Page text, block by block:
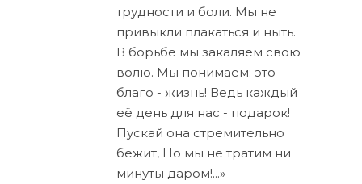
трудности и боли. Мы не
привыкли плакаться и ныть.
В борьбе мы закаляем свою
волю. Мы понимаем: это
благо - жизнь! Ведь каждый
её день для нас - подарок!
Пускай она стремительно
бежит, Но мы не тратим ни
минуты даром!...»